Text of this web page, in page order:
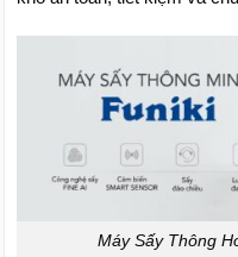
Máy Sấy Thông